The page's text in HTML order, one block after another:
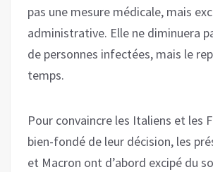
pas une mesure médicale, mais
administrative. Elle ne diminuera
de personnes infectées, mais le
temps.
Pour convaincre les Italiens et les
bien-fondé de leur décision, les
et Macron ont d’abord excipé du